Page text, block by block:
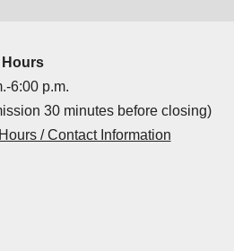
6:00 p.m.
30 minutes before closing)
/ Contact Information